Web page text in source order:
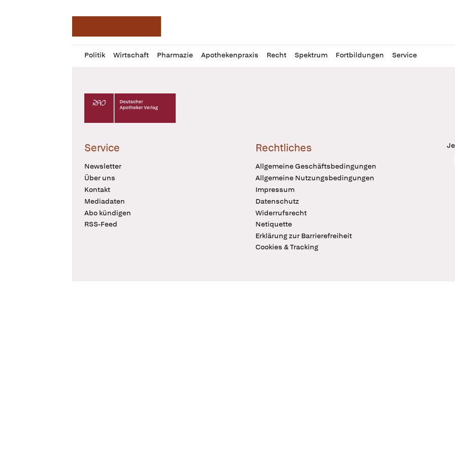
Politik Wirtschaft Pharmazie Apothekenpraxis Recht Spektrum Fortbildungen Service
Profil
öffnen
Daz
Pur
Deutscher Apotheker Verlag Logo
Service
Newsletter
Über uns
Kontakt
Mediadaten
Abo kündigen
RSS-Feed
Rechtliches
Allgemeine Geschäftsbedingungen
Allgemeine Nutzungsbedingungen
Impressum
Datenschutz
Widerrufsrecht
Netiquette
Erklärung zur Barrierefreiheit
Cookies & Tracking